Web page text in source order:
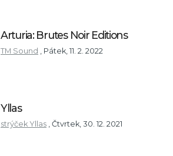
Arturia: Brutes Noir Editions
TM Sound , Pátek, 11. 2. 2022
Yllas
strýček Yllas , Čtvrtek, 30. 12. 2021